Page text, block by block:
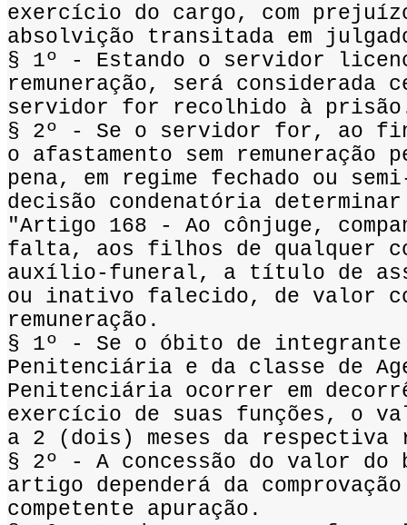
exercício do cargo, com
absolvição transitada em
§ 1º - Estando o servidor
remuneração, será considerada
servidor for recolhido à
§ 2º - Se o servidor for, ao
o afastamento sem
pena, em regime fechado ou
decisão condenatória
"Artigo 168 - Ao cônjuge,
falta, aos filhos de qualquer
auxílio-funeral, a título de
ou inativo falecido, de valor
remuneração.
§ 1º - Se o óbito de integrante
Penitenciária e da classe de
Penitenciária ocorrer em
exercício de suas funções, o
a 2 (dois) meses da respectiva
§ 2º - A concessão do valor do
artigo dependerá da
competente apuração.